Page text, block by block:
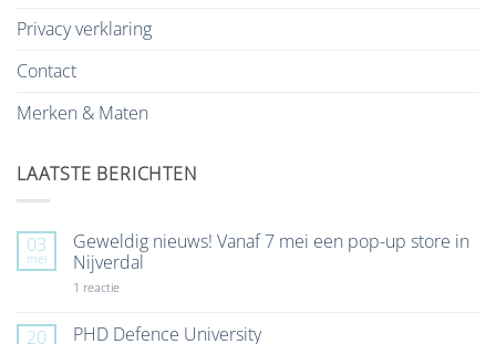
Privacy verklaring
Contact
Merken & Maten
LAATSTE BERICHTEN
03
mei
Geweldig nieuws! Vanaf 7 mei een pop-up store in
Nijverdal
1 reactieop
Vanaf
20 PHD Defence University